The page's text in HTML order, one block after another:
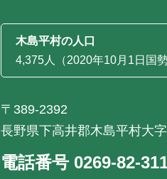
木島平村の人口
4,375人（2020年10月1日国勢
〒389-2392
長野県下高井郡木島平村大
電話番号 0269-82-